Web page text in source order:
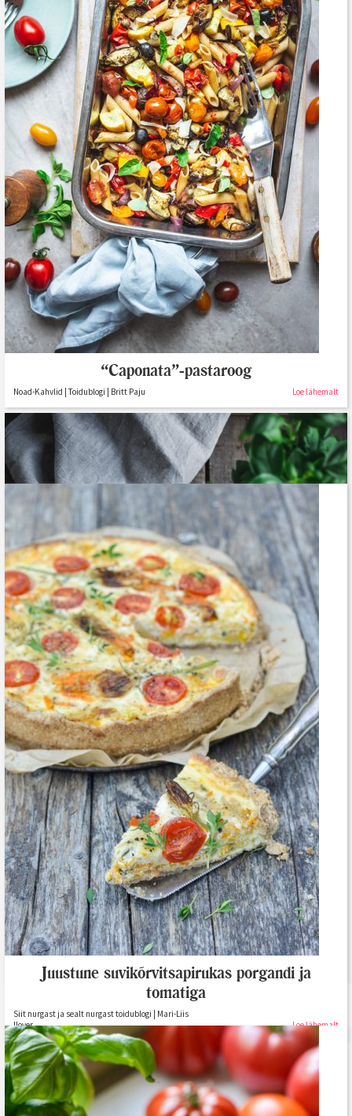
“Caponata”-pastaroog
Noad-Kahvlid | Toidublogi | Britt Paju Loe lähemalt
Tomati-suvikõrvitsa galette (GV)
KOOGIKONTOR | Merilin Siimpoeg toidublogi Loe lähemalt
Juustune suvikõrvitsapirukas porgandi ja
tomatiga
Siit nurgast ja sealt nurgast toidublogi | Mari-Liis
Ilover
Loe lähemalt